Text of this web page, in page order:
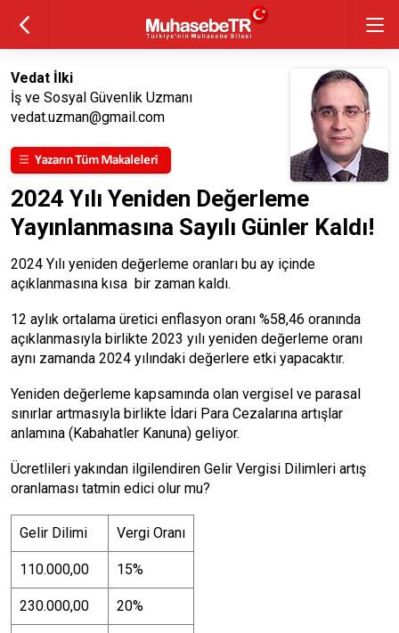
Vedat İlki
İş ve Sosyal Güvenlik Uzmanı
vedat.uzman@gmail.com
2024 Yılı Yeniden Değerleme
Yayınlanmasına Sayılı Günler Kaldı!
2024 Yılı yeniden değerleme oranları bu ay içinde
açıklanmasına kısa bir zaman kaldı.
12 aylık ortalama üretici enflasyon oranı %58,46 oranında
açıklanmasıyla birlikte 2023 yılı yeniden değerleme oranı
aynı zamanda 2024 yılındaki değerlere etki yapacaktır.
Yeniden değerleme kapsamında olan vergisel ve parasal
sınırlar artmasıyla birlikte İdari Para Cezalarına artışlar
anlamına (Kabahatler Kanuna) geliyor.
Ücretlileri yakından ilgilendiren Gelir Vergisi Dilimleri artış
oranlaması tatmin edici olur mu?
Gelir Dilimi Vergi Oranı
110.000,00 15%
230.000,00 20%